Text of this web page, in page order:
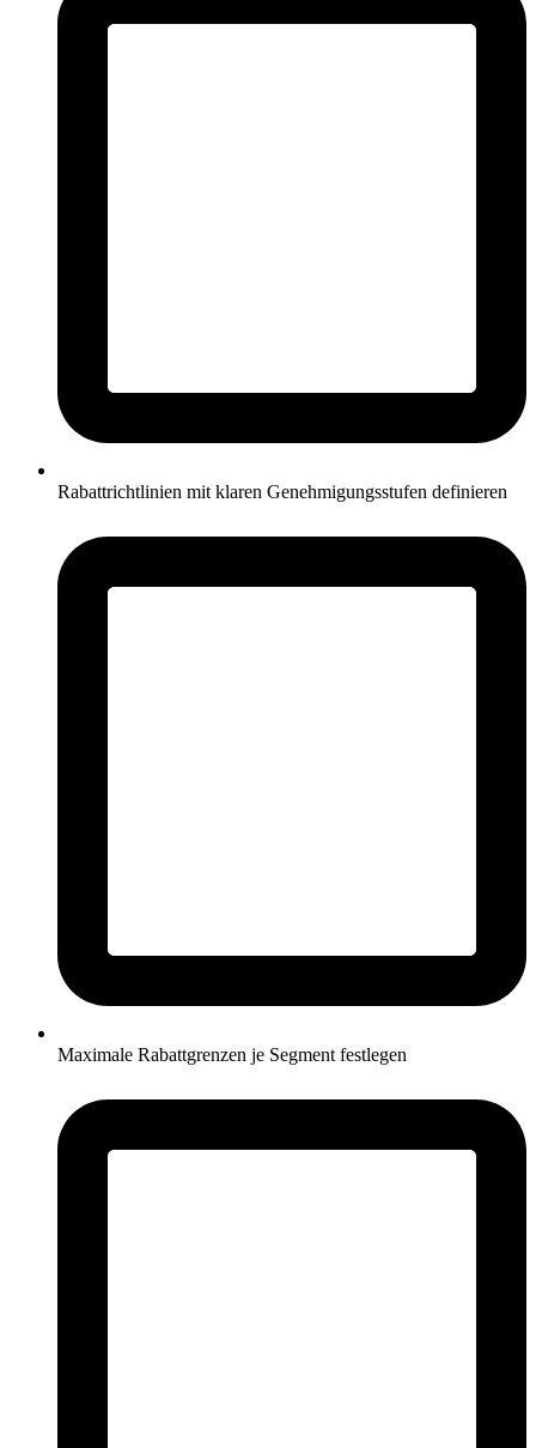
Rabattrichtlinien mit klaren Genehmigungsstufen definieren
Maximale Rabattgrenzen je Segment festlegen